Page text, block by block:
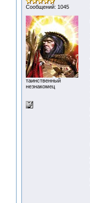
Сообщений: 1045
таинственный
незнакомец